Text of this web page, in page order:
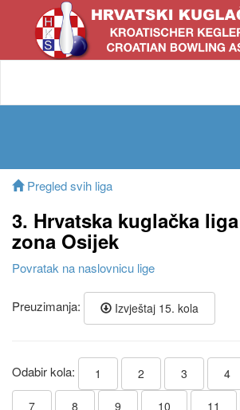
Pregled svih liga
3. Hrvatska kuglačka
zona Osijek
Povratak na naslovnicu lige
Preuzimanja: Izvještaj 15. kola
Odabir kola: 1 2 3 4
7 8 9 10 11